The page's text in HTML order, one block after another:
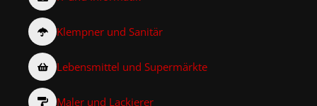
Klempner und Sanitär
Lebensmittel und Supermärkte
Maler und Lackierer